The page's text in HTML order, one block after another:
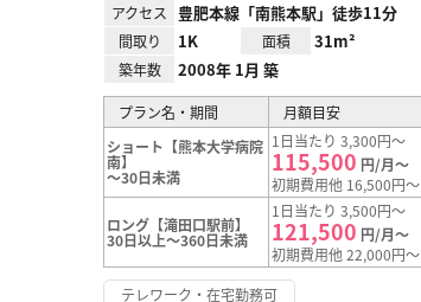
アクセス 豊肥本線「南熊本駅」徒歩11分
間取り 1K 面積 31m²
築年数 2008年 1月 築
プラン名・期間
月額目安
ショート【熊本大学病院
南】
～30日未満
1日当たり 3,300円～
115,500 円/月～
初期費用他 16,500円～
ロング【滝田口駅前】
30日以上～360日未満
1日当たり 3,500円～
121,500 円/月～
初期費用他 22,000円～
テレワーク・在宅勤務可